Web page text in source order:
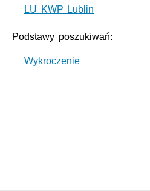
LU KWP Lublin
Podstawy poszukiwań:
Wykroczenie